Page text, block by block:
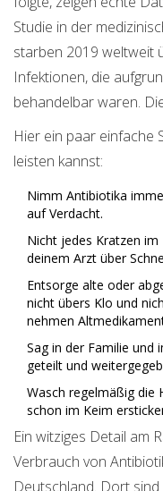
Studie in der
starben 2019 weltweit
Infektionen, die
behandelbar waren.
Hier ein paar einfache
leisten kannst:
Nimm Antibiotika
auf Verdacht.
Nicht jedes Kratzen
deinem Arzt über
Entsorge alte oder
nicht übers Klo und
nehmen
Sag in der Familie und
geteilt und
Wasch regelmäßig die
schon im Keim
Ein witziges Detail am
Verbrauch von
Deutschland. Dort